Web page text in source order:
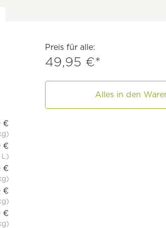
Preis für alle:
49,95 €*
Alles in den
€
€
L)
€
€
€